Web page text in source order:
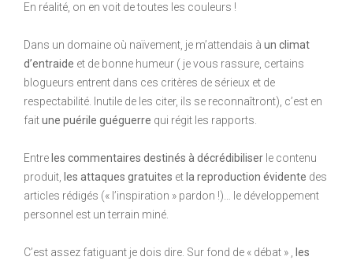
En réalité, on en voit de toutes les couleurs !
Dans un domaine où naïvement, je m’attendais à un climat
d’entraide et de bonne humeur ( je vous rassure, certains
blogueurs entrent dans ces critères de sérieux et de
respectabilité. Inutile de les citer, ils se reconnaîtront), c’est en
faitune puérile guéguerre qui régit les rapports.
Entre les commentaires destinés à décrédibiliser le contenu
produit, les attaques gratuites et la reproduction évidente des
articles rédigés (« l’inspiration » pardon !)… le développement
personnel est un terrain miné.
C’est assez fatiguant je dois dire. Sur fond de « débat » ,
les